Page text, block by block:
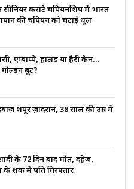
कराटे चैंपियनशिप में भारत
की चैंपियन को चटाई धूल
एम्बाप्पे, हालैंड या हैरी केन…
बूट?
शपूर ज़ादरान, 38 साल की उम्र में
के 72 दिन बाद मौत, दहेज,
के शक में पति गिरफ्तार